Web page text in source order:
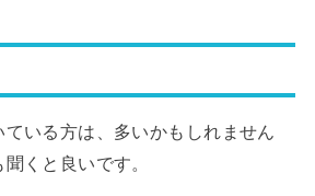
いる方は、多いかもしれません
くと良いです。